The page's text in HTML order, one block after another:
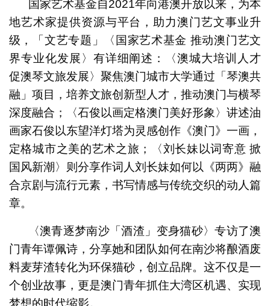
国家艺术基金自2021年向港澳开放以来，为本
地艺术家提供资源与平台，助力澳门艺文事业升
级，「文艺专题」〈国家艺术基金 推动澳门艺文
界专业化发展〉有详细阐述：〈澳城大培训人才
促澳琴文旅发展〉聚焦澳门城市大学通过「琴澳共
融」项目，培养文旅创新型人才，推动澳门与横琴
深度融合；〈石俊以画定格澳门美好形象〉讲述油
画家石俊以东望洋灯塔为灵感创作《澳门》一画，
定格城市之美的艺术之旅；〈刘长妹以词寄意 掀
国风新潮〉则分享作词人刘长妹如何以《两两》融
合京剧与流行元素，书写情感与传统交织的动人篇
章。
〈澳青逐梦南沙「酒渣」变身猫砂〉专访了澳
门青年谭佩诗，分享她和团队如何在南沙将酿酒废
料麦芽渣转化为环保猫砂，创立品牌。这不仅是一
个创业故事，更是澳门青年抓住大湾区机遇、实现
梦想的时代缩影。